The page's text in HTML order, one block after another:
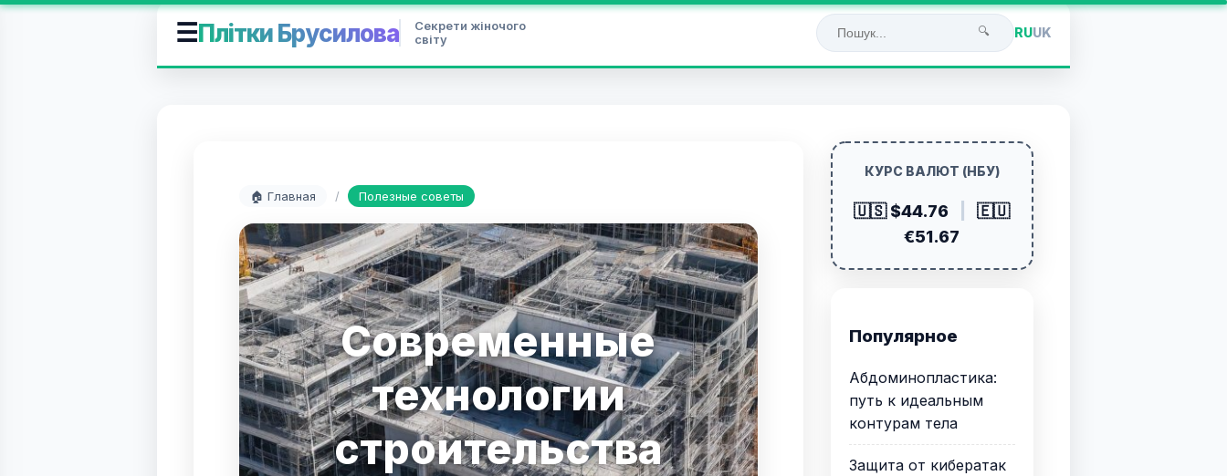
☰Плітки Брусилова
Секрети жіночого
світу
🔍 RUUK
🏠 Главная / Полезные советы
Современные
технологии
строительства
КУРС ВАЛЮТ (НБУ)
🇺🇸 $44.76
🇪🇺
€51.67
Популярное
Абдоминопластика:
путь к идеальным
контурам тела
Защита от кибератак